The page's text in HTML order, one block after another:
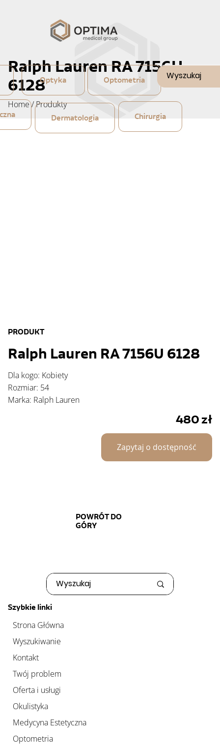
Optyka Optometria
Dermatologia Chirurgia
Ralph Lauren RA 7156U
6128
Home/Produkty
PRODUKT
Ralph Lauren RA 7156U 6128
Dla kogo: Kobiety
Rozmiar: 54
Marka: Ralph Lauren
480zł
Zapytaj o dostępność
Szybkie linki
Strona Główna
Wyszukiwanie
Kontakt
Twój problem
Oferta i usługi
Okulistyka
Medycyna Estetyczna
Optometria
POWRÓT DO
GÓRY